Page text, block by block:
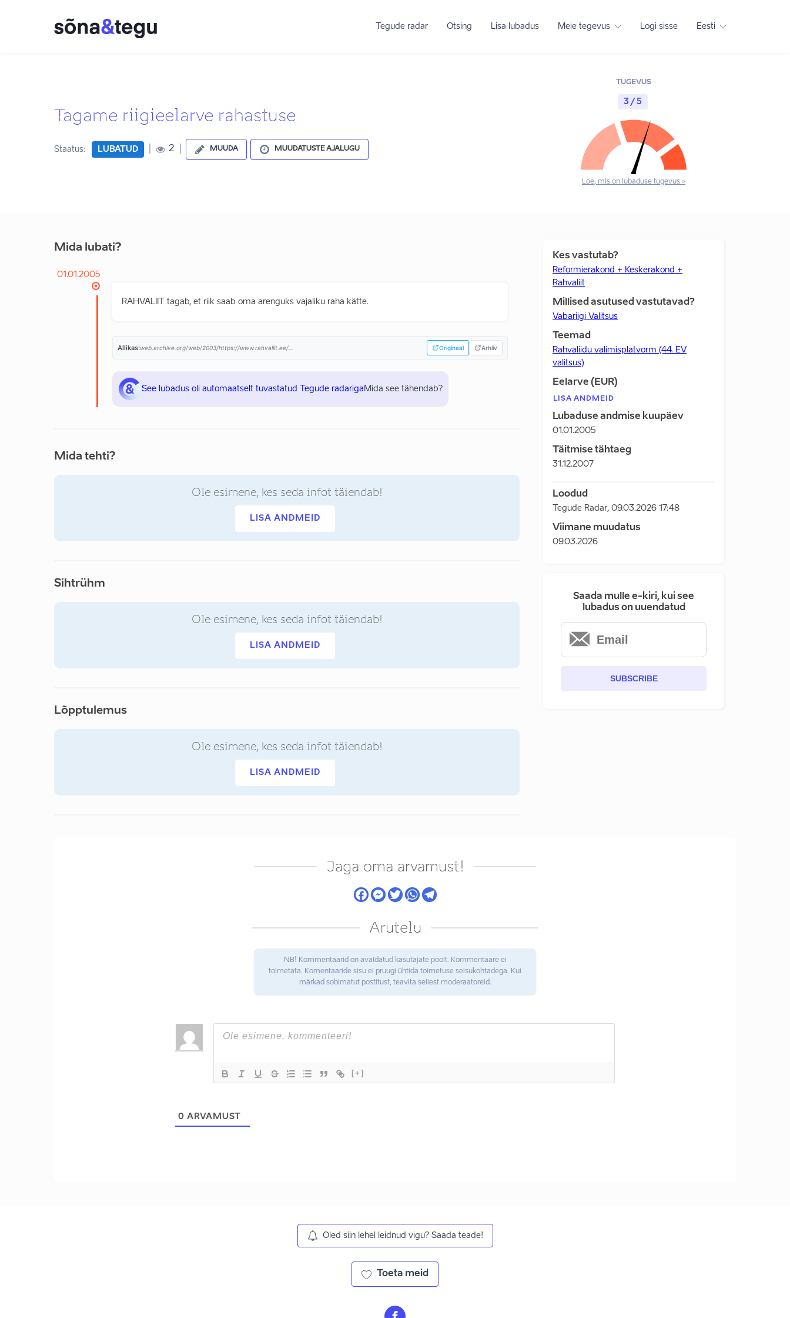
Tegude radar Otsing Lisa lubadus Meie tegevus Logi sisse Eesti
Tagame riigieelarve rahastuse
Staatus: LUBATUD 2 MUUDA MUUDATUSTE AJALUGU
TUGEVUS
3 / 5
Loe, mis on lubaduse tugevus >
Mida lubati?
01.01.2005
RAHVALIIT tagab, et riik saab oma arenguks vajaliku raha kätte.
Allikas:web.archive.org/web/2003/https://www.rahvaliit.ee/... Originaal Arhiiv
See lubadus oli automaatselt tuvastatud Tegude radariga Mida see tähendab?
Mida tehti?
Ole esimene, kes seda infot täiendab!
LISA ANDMEID
Sihtrühm
Ole esimene, kes seda infot täiendab!
LISA ANDMEID
Lõpptulemus
Ole esimene, kes seda infot täiendab!
LISA ANDMEID
Kes vastutab?
Reformierakond + Keskerakond +
Rahvaliit
Millised asutused vastutavad?
Vabariigi Valitsus
Teemad
Rahvaliidu valimisplatvorm (44. EV
valitsus)
Eelarve (EUR)
LISA ANDMEID
Lubaduse andmise kuupäev
01.01.2005
Täitmise tähtaeg
31.12.2007
Loodud
Tegude Radar, 09.03.2026 17:48
Viimane muudatus
09.03.2026
Saada mulle e-kiri, kui see
lubadus on uuendatud
SUBSCRIBE
Jaga oma arvamust!
Arutelu
NB! Kommentaarid on avaldatud kasutajate poolt. Kommentaare ei
toimetata. Komentaaride sisu ei pruugi ühtida toimetuse seisukohtadega. Kui
märkad sobimatut postitust, teavita sellest moderaatoreid.
[+]
0 ARVAMUST
Oled siin lehel leidnud vigu? Saada teade!
Toeta meid